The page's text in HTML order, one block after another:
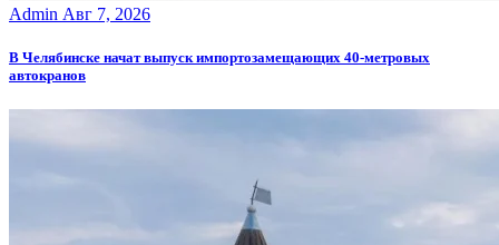
Admin Авг 7, 2026
В Челябинске начат выпуск импортозамещающих 40-метровых
автокранов